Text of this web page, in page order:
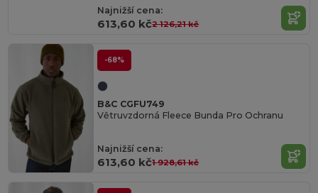
Najnižší cena:
613,60 kč2 126,21 kč
-68%
B&C CGFU749
Větruvzdorná Fleece Bunda Pro Ochranu
Najnižší cena:
613,60 kč1 928,61 kč